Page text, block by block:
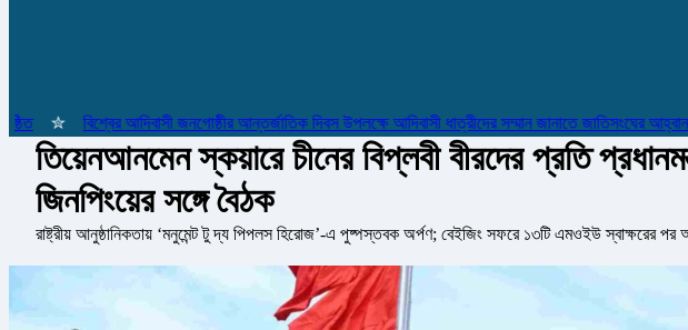
✮ বিশ্বের আদিবাসী জনগোষ্ঠীর আন্তর্জাতিক দিবস উপলক্ষে আদিবাসী ধাত্রীদের সম্মান জানাতে জাতিসংঘের আহ্বান ✮
তিয়েনআনমেন স্কয়ারে চীনের বিপ্লবী বীরদের প্রতি
জিনপিংয়ের সঙ্গে বৈঠক
রাষ্ট্রীয় আনুষ্ঠানিকতায় ‘মনুমেন্ট টু দ্য পিপলস হিরোজ’-এ পুষ্পস্তবক অর্পণ; বেইজিং সফরে ১৩টি এমওইউ স্বাক্ষরের পর